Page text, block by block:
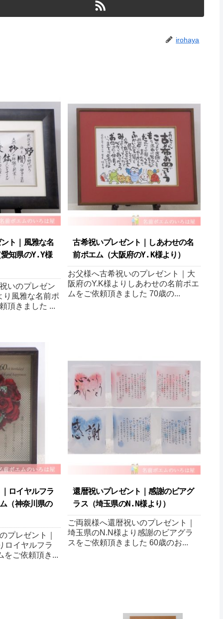
irohaya
ト｜風雅な名
知県のY.Y様
いのプレゼン
り風雅な名前ポ
頂きました ...
古希祝いプレゼント｜しあわせの名
前ポエム（大阪府のY.K様より ）
お父様へ古希祝いのプレゼント｜大
阪府のY.K様よりしあわせの名前ポエ
ムをご依頼頂きました 70歳の...
ロイヤルフラ
（神奈川県の
プレゼント｜
ロイヤルフラ
をご依頼頂き...
還暦祝いプレゼント｜感謝のビアグ
ラス（埼玉県のN.N様より ）
ご両親様へ還暦祝いのプレゼント｜
埼玉県のN.N様より感謝のビアグラ
スをご依頼頂きました 60歳のお...